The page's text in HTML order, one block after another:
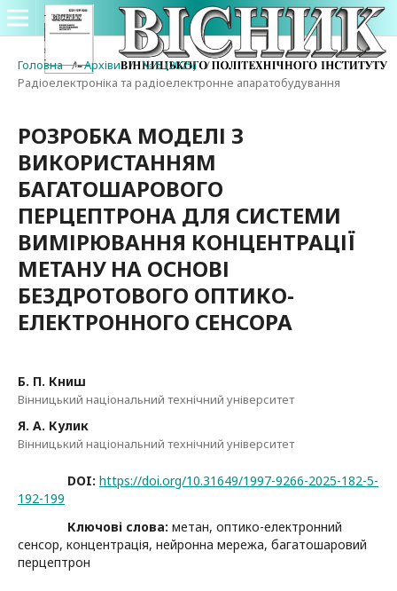
Головна / Архіви / № 5 (2025) /
Радіоелектроніка та радіоелектронне апаратобудування
РОЗРОБКА МОДЕЛІ З
ВИКОРИСТАННЯМ
БАГАТОШАРОВОГО
ПЕРЦЕПТРОНА ДЛЯ СИСТЕМИ
ВИМІРЮВАННЯ КОНЦЕНТРАЦІЇ
МЕТАНУ НА ОСНОВІ
БЕЗДРОТОВОГО ОПТИКО-
ЕЛЕКТРОННОГО СЕНСОРА
Б. П. Книш
Вінницький національний технічний університет
Я. А. Кулик
Вінницький національний технічний університет
DOI: https://doi.org/10.31649/1997-9266-2025-182-5-
192-199
Ключові слова: метан, оптико-електронний
сенсор, концентрація, нейронна мережа, багатошаровий
перцептрон